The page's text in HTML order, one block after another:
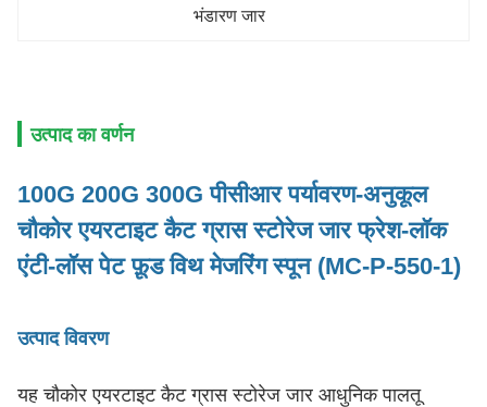
भंडारण जार
उत्पाद का वर्णन
100G 200G 300G पीसीआर पर्यावरण-अनुकूल
चौकोर एयरटाइट कैट ग्रास स्टोरेज जार फ्रेश-लॉक
एंटी-लॉस पेट फ़ूड विथ मेजरिंग स्पून (MC-P-550-1)
उत्पाद विवरण
यह चौकोर एयरटाइट कैट ग्रास स्टोरेज जार आधुनिक पालतू